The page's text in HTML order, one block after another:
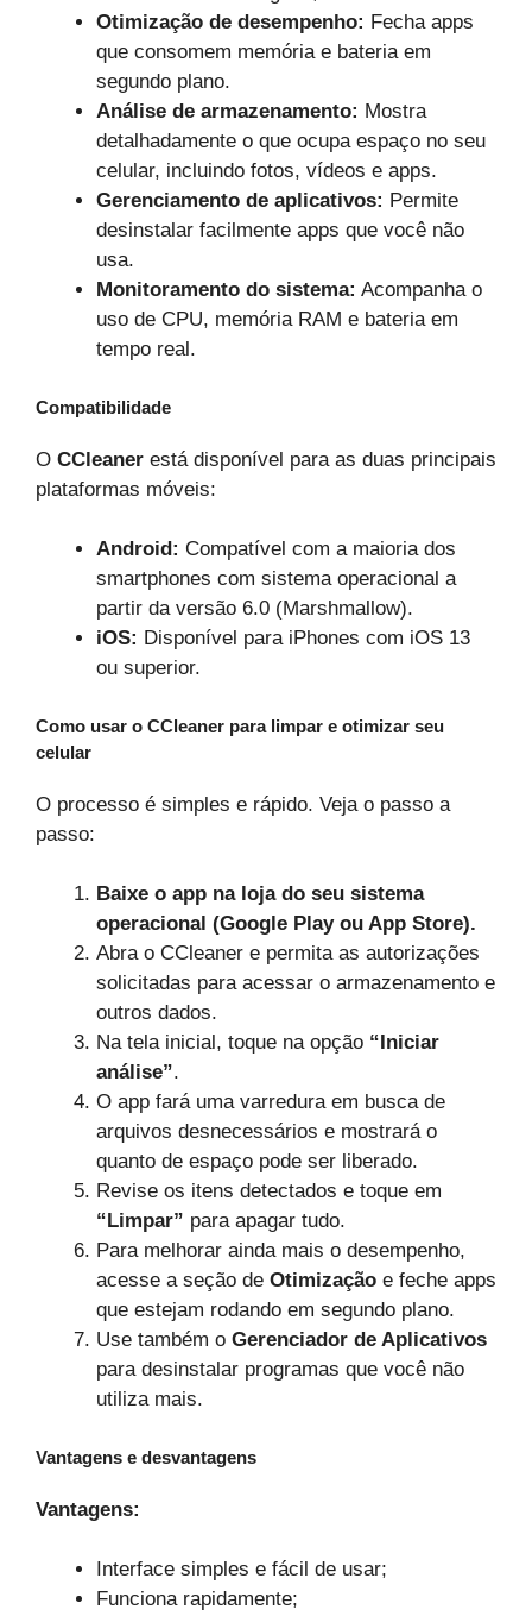
Otimização de desempenho: Fecha apps
que consomem memória e bateria em
segundo plano.
Análise de armazenamento: Mostra
detalhadamente o que ocupa espaço no seu
celular, incluindo fotos, vídeos e apps.
Gerenciamento de aplicativos: Permite
desinstalar facilmente apps que você não
usa.
Monitoramento do sistema: Acompanha o
uso de CPU, memória RAM e bateria em
tempo real.
Compatibilidade
O CCleaner está disponível para as duas principais
plataformas móveis:
Android: Compatível com a maioria dos
smartphones com sistema operacional a
partir da versão 6.0 (Marshmallow).
iOS: Disponível para iPhones com iOS 13
ou superior.
Como usar o CCleaner para limpar e otimizar seu
celular
O processo é simples e rápido. Veja o passo a
passo:
Baixe o app na loja do seu sistema
operacional (Google Play ou App Store).
Abra o CCleaner e permita as autorizações
solicitadas para acessar o armazenamento e
outros dados.
Na tela inicial, toque na opção “Iniciar
análise”.
O app fará uma varredura em busca de
arquivos desnecessários e mostrará o
quanto de espaço pode ser liberado.
Revise os itens detectados e toque em
“Limpar” para apagar tudo.
Para melhorar ainda mais o desempenho,
acesse a seção de Otimização e feche apps
que estejam rodando em segundo plano.
Use também o Gerenciador de Aplicativos
para desinstalar programas que você não
utiliza mais.
Vantagens e desvantagens
Vantagens:
Interface simples e fácil de usar;
Funciona rapidamente;